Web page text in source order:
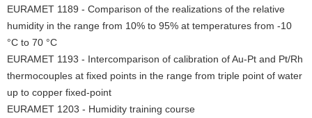
EURAMET 1189 - Comparison of the realizations of the relative
humidity in the range from 10% to 95% at temperatures from -10
°C to 70 °C
EURAMET 1193 - Intercomparison of calibration of Au-Pt and Pt/Rh
thermocouples at fixed points in the range from triple point of water
up to copper fixed-point
EURAMET 1203 - Humidity training course